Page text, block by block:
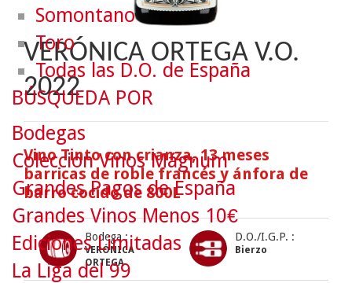
VERÓNICA ORTEGA V.O.
2022
Vino Tinto con crianza, 13 meses
barricas de roble francés y ánfora de
barro cocido de 800L
Bodega :
VERÓNICA
ORTEGA
D.O./I.G.P. :
Bierzo
Somontano
Toro
Todas las D.O. de España
BÚSQUEDA POR
Bodegas
Colección Vinos Mágnum
Grandes Pagos de España
Grandes Vinos Menos 10€
Ediciones Limitadas
La Liga del 99